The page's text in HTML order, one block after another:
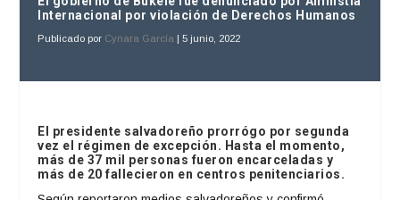
Internacional por violación de Derechos Humanos
Publicado por Cynara García |5 junio, 2022
El presidente salvadoreño prorrógo por segunda
vez el régimen de excepción. Hasta el momento,
más de 37 mil personas fueron encarceladas y
más de 20 fallecieron en centros penitenciarios.